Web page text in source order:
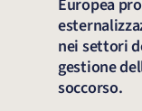
Europea
nei settori
gestione
soccorso.